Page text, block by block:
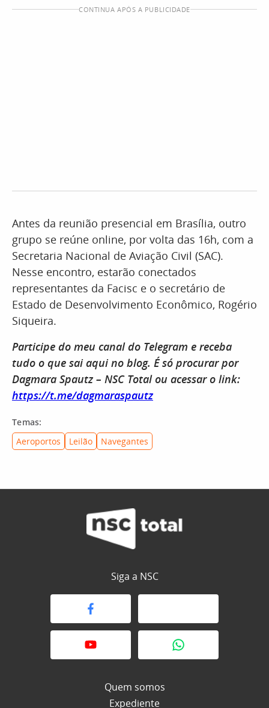
CONTINUA APÓS A PUBLICIDADE
Antes da reunião presencial em Brasília, outro
grupo se reúne online, por volta das 16h, com a
Secretaria Nacional de Aviação Civil (SAC).
Nesse encontro, estarão conectados
representantes da Facisc e o secretário de
Estado de Desenvolvimento Econômico, Rogério
Siqueira.
Participe do meu canal do Telegram e receba
tudo o que sai aqui no blog. É só procurar por
Dagmara Spautz – NSC Total ou acessar o link:
https://t.me/dagmaraspautz​
Temas:
Aeroportos
Leilão Navegantes
Siga a NSC
Quem somos
Expediente